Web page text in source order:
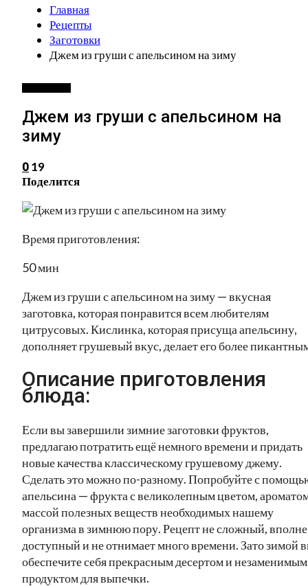
Главная
Рецепты
Заготовки
Джем из груши с апельсином на зиму
Джем из груши с апельсином на
зиму
0 19
Поделится
Время приготовления:
50 мин
Джем из груши с апельсином на зиму — вкусная
заготовка, которая понравится всем любителям
цитрусовых. Кислинка, которая присуща апельсину,
дополняет грушевый вкус, делает его более
Описание приготовления
блюда:
Если вы завершили зимние заготовки фруктов,
предлагаю потратить ещё немного времени и придать
новые качества классическому грушевому джему.
Сделать это можно по-разному. Попробуйте с
апельсина — фрукта с великолепным цветом,
массой полезных веществ необходимых нашему
организма в зимнюю пору. Рецепт не сложный, вполне
доступный и не отнимает много времени. Зато зимой
обеспечите себя прекрасным десертом и незаменимым
продуктом для выпечки.